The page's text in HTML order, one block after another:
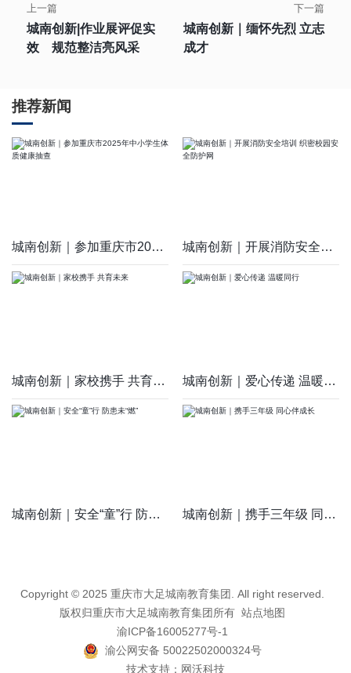
上一篇
城南创新|作业展评促实
效 规范整洁亮风采
下一篇
城南创新｜缅怀先烈 立志
成才
推荐新闻
城南创新｜参加重庆市2025年中小学生体质健康抽查 城南创新｜开展消防安全培训 织密校园安全防护网
城南创新｜家校携手 共育未来 城南创新｜爱心传递 温暖同行
城南创新｜安全“童”行 防患未“燃” 城南创新｜携手三年级 同心伴成长
Copyright © 2025 重庆市大足城南教育集团. All right reserved.
版权归重庆市大足城南教育集团所有 站点地图
渝ICP备16005277号-1
渝公网安备 50022502000324号
技术支持： 网沃科技